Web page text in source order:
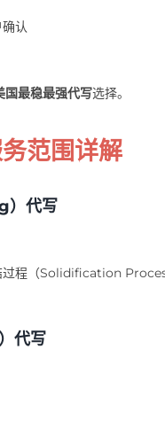
认
国最稳最强代写选择。
范围详解
）代写
程（Solidification
代写